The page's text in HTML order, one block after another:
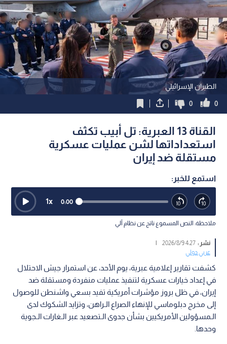
الطيران الإسرائيلي
0
0
القناة 13 العبرية: تل أبيب تكثف
استعداداتها لشن عمليات عسكرية
مستقلة ضد إيران
استمع للخبر:
0:00
1x
ملاحظة: النص المسموع ناتج عن نظام آلي
نشر :4:27 2026/8/9
عربي دولي
كشفت تقارير إعلامية عبرية، يوم الأحد، عن استمرار جيش الاحتلال
في إعداد خيارات عسكرية لتنفيذ عمليات منفردة ومستقلة ضد
إيران، في ظل بروز مؤشرات أمريكية تفيد بسعي واشنطن للوصول
إلى مخرج دبلوماسي للإنهاء الصراع الـراهن، وتزايد الشكوك لدى
الـمسؤولين الأمريكيين بشأن جدوى الـتصعيد عبر الـغارات الـجوية
وحدها.